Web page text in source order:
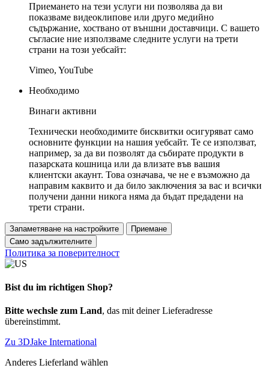
Приемането на тези услуги ни позволява да ви
показваме видеоклипове или друго медийно
съдържание, хоствано от външни доставчици. С вашето
съгласие ние използваме следните услуги на трети
страни на този уебсайт:
Vimeo, YouTube
Необходимо
Винаги активни
Технически необходимите бисквитки осигуряват само
основните функции на нашия уебсайт. Те се използват,
например, за да ви позволят да събирате продукти в
пазарската кошница или да влизате във вашия
клиентски акаунт. Това означава, че не е възможно да
направим каквито и да било заключения за вас и всички
получени данни никога няма да бъдат предадени на
трети страни.
Запаметяване на настройките
Приемане
Само задължителните
Политика за поверителност
Bist du im richtigen Shop?
Bitte wechsle zum Land, das mit deiner Lieferadresse
übereinstimmt.
Zu 3DJake International
Anderes Lieferland wählen